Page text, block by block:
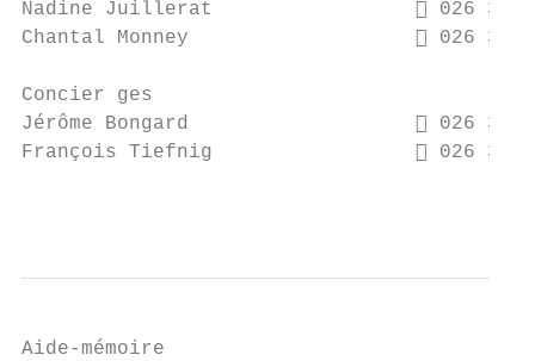
Nadine Juillerat                  026 305
Chantal Monney                    026 305
Concier ges
Jérôme Bongard                    026 305
François Tiefnig                  026 305
Aide-mémoire